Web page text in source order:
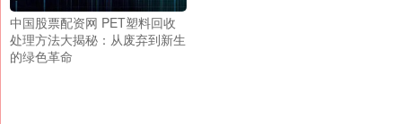
中国股票配资网 PET塑料回收
处理方法大揭秘：从废弃到新生
的绿色革命